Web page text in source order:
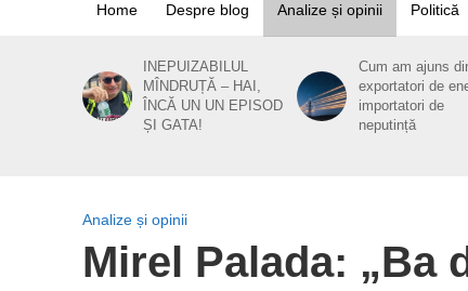
Home Despre blog Analize și opinii Politică
INEPUIZABILUL
MÎNDRUȚĂ – HAI,
ÎNCĂ UN UN EPISOD
ȘI GATA!
Cum am ajuns
exportatori de
importatori de
neputință
Analize și opinii
Mirel Palada: „Ba